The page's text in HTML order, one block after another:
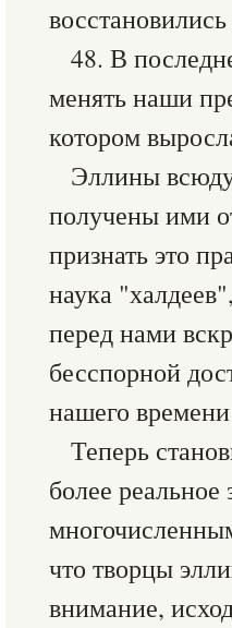
48. В
менять наши
котором
Эллины
получены ими
признать это
наука
перед нами
бесспорной
нашего
Теперь
более
что творцы
внимание,